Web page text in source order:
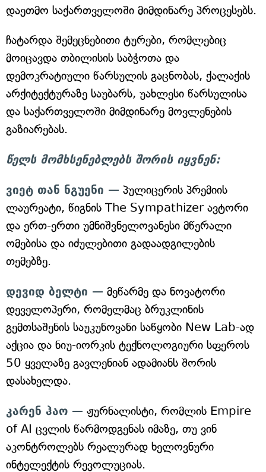
დაეთმო საქართველოში მიმდინარე პროცესებს.
ჩატარდა შემეცნებითი ტურები, რომლებიც
მოიცავდა თბილისის საბჭოთა და
დემოკრატიული წარსულის გაცნობას, ქალაქის
არქიტექტურაზე საუბარს, უახლესი წარსულისა
და საქართველოში მიმდინარე მოვლენების
გაზიარებას.
წელს მომხსენებლებს შორის იყვნენ:
ვიეტ თან ნგუენი — პულიცერის პრემიის
ლაურეატი, წიგნის The Sympathizer ავტორი
და ერთ-ერთი უმნიშვნელოვანესი მწერალი
ომებისა და იძულებითი გადაადგილების
თემებზე.
დევიდ ბელტი — მეწარმე და ნოვატორი
დეველოპერი, რომელმაც ბრუკლინის
გემთსაშენის საუკუნოვანი საწყობი New Lab-ად
აქცია და ნიუ-იორკის ტექნოლოგიური სფეროს
50 ყველაზე გავლენიან ადამიანს შორის
დასახელდა.
კარენ ჰაო — ჟურნალისტი, რომლის Empire
of AI ცვლის წარმოდგენას იმაზე, თუ ვინ
აკონტროლებს რეალურად ხელოვნური
ინტელექტის რევოლუციას.